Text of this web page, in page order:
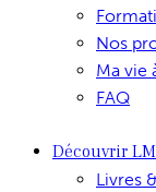
Nos
Ma vie
FAQ
Découvrir
Livres